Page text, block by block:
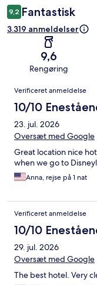
9,2 Fantastisk
3.319 anmeldelser
9,6
Rengøring
Anmeldelser
Verificeret anmeldelse
10/10
23. jul. 2026
Oversæt med Google
Great location nice
when we go to
Anna, rejse på 1 nat
Verificeret anmeldelse
10/10
29. jul. 2026
Oversæt med Google
The best hotel. Very